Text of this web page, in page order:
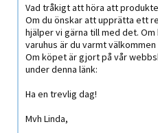
Vad tråkigt att höra att
Om du önskar att upprätta ett
hjälper vi gärna till med det.
varuhus är du varmt
Om köpet är gjort på vår
under denna länk:
Ha en trevlig dag!
Mvh Linda,